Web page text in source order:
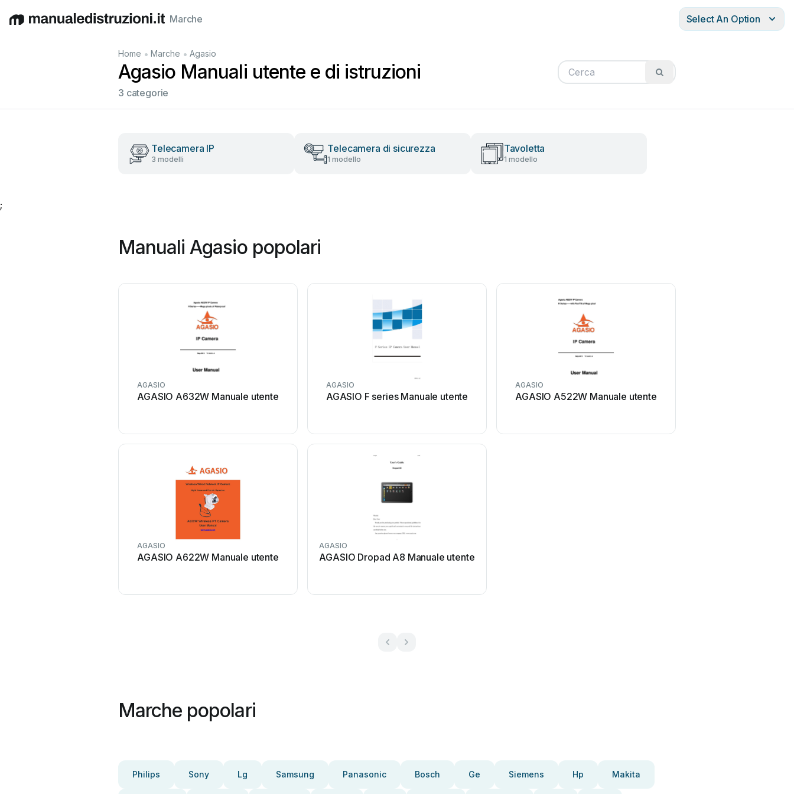
EnglishDeutschEspañol Italiano Français
Marche Select An Option
Home • Marche • Agasio
Agasio Manuali utente e di istruzioni
3 categorie
Telecamera IP
3 modelli
Telecamera di sicurezza
1 modello
Tavoletta
1 modello
;
Manuali Agasio popolari
AGASIO
AGASIO A632W Manuale utente
AGASIO
AGASIO F series Manuale utente
AGASIO
AGASIO A522W Manuale utente
AGASIO
AGASIO A622W Manuale utente
AGASIO
AGASIO Dropad A8 Manuale utente
Marche popolari
Philips Sony Lg Samsung Panasonic Bosch Ge Siemens Hp Makita